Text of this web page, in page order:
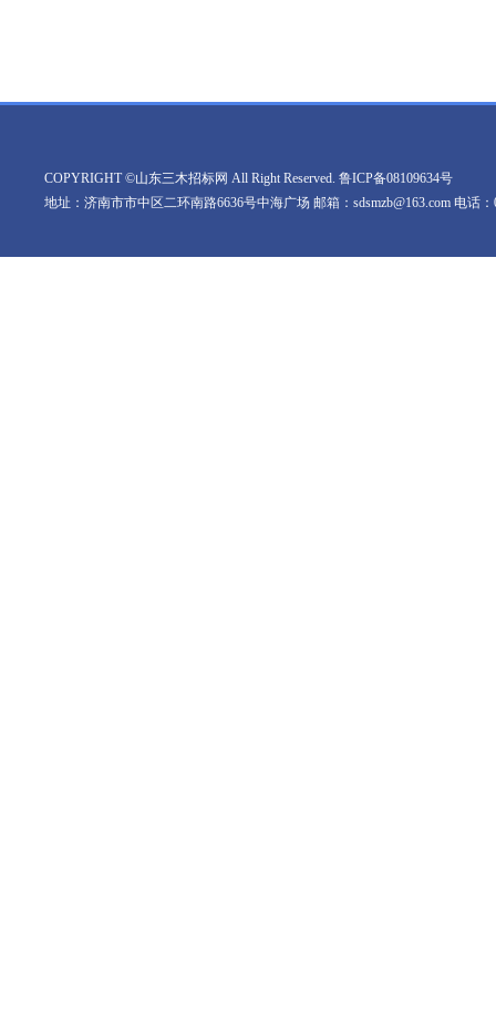
COPYRIGHT ©山东三木招标网 All Right Reserved. 鲁ICP备08109634号
地址：济南市市中区二环南路6636号中海广场 邮箱：sdsmzb@163.com 电话：